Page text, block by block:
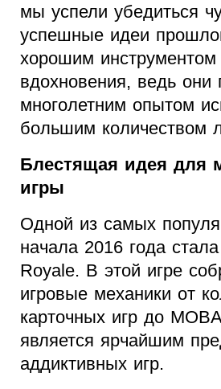
мы успели убедиться
успешные идеи
хорошим
вдохновения, ведь они
многолетним опытом
большим количеством
Блестящая идея для
игры
Одной из самых
начала 2016 года
Royale. В этой игре
игровые механики от
карточных игр до
является ярчайшим
аддиктивных игр.